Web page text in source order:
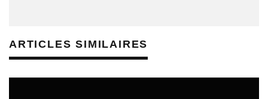
ARTICLES SIMILAIRES